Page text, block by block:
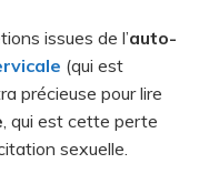
issues de l’auto-
(qui est
précieuse pour lire
, qui est cette perte
sexuelle.